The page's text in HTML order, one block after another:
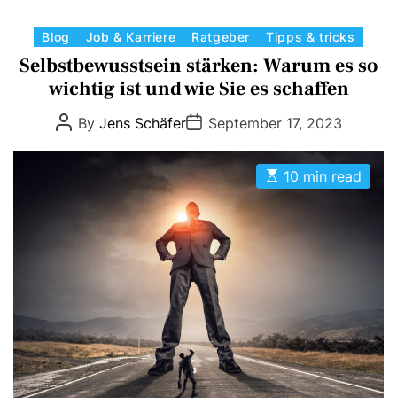
C
a
t
g
o
r
i
e
s
Blog Job & Karriere Ratgeber Tipps & tricks
Selbstbewusstsein stärken: Warum es so
wichtig ist und wie Sie es schaffen
P
o
s
By Jens SchäferP
o
s
t
D
a
t
e
September 17, 2023
E
s
i
a
d
t
i
m
e
10 min read